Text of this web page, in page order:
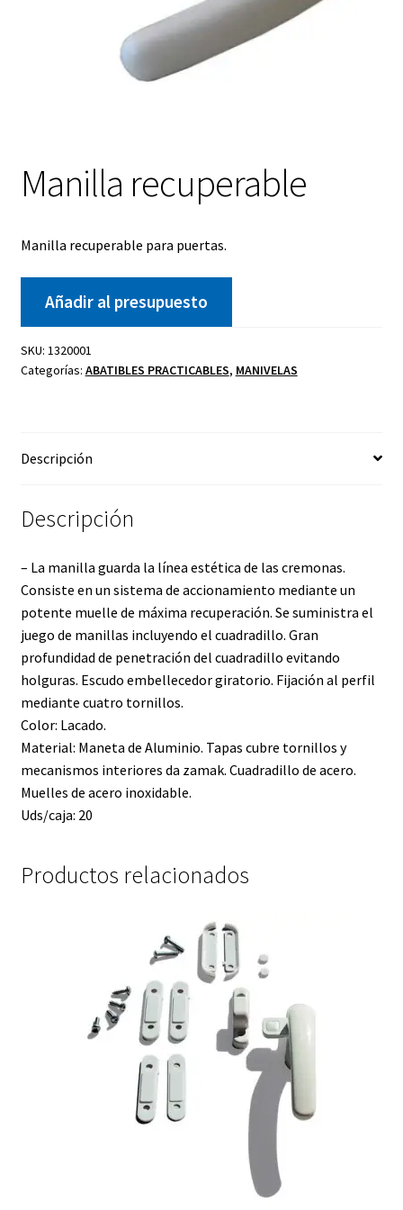
Manilla recuperable
Manilla recuperable para puertas.
Añadir al presupuesto
SKU: 1320001
Categorías: ABATIBLES PRACTICABLES, MANIVELAS
Descripción
Descripción
– La manilla guarda la línea estética de las cremonas.
Consiste en un sistema de accionamiento mediante un
potente muelle de máxima recuperación. Se suministra el
juego de manillas incluyendo el cuadradillo. Gran
profundidad de penetración del cuadradillo evitando
holguras. Escudo embellecedor giratorio. Fijación al perfil
mediante cuatro tornillos.
Color: Lacado.
Material: Maneta de Aluminio. Tapas cubre tornillos y
mecanismos interiores da zamak. Cuadradillo de acero.
Muelles de acero inoxidable.
Uds/caja: 20
Productos relacionados